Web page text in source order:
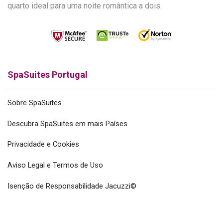
quarto ideal para uma noite romântica a dois.
SpaSuites Portugal
Sobre SpaSuites
Descubra SpaSuites em mais Países
Privacidade e Cookies
Aviso Legal e Termos de Uso
Isenção de Responsabilidade Jacuzzi©